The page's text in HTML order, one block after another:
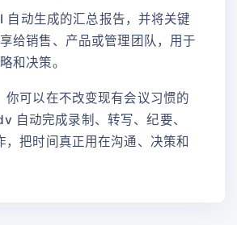
自动生成的汇总报告，并将关键
给销售、产品或管理团队，用于
和决策。
你可以在不改变现有会议习惯的
自动完成录制、转写、纪要、
，把时间真正用在沟通、决策和